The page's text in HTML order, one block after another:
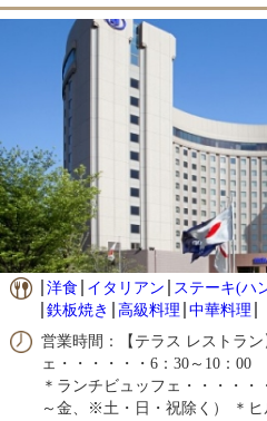
洋食 イタリアン ステーキ(ハ
鉄板焼き
高級料理 中華料理
営業時間：【テラス レストラ
ェ・・・・・・6：30～10：00
＊ランチビュッフェ・・・・
～金、※土・日・祝除く） ＊ヒ